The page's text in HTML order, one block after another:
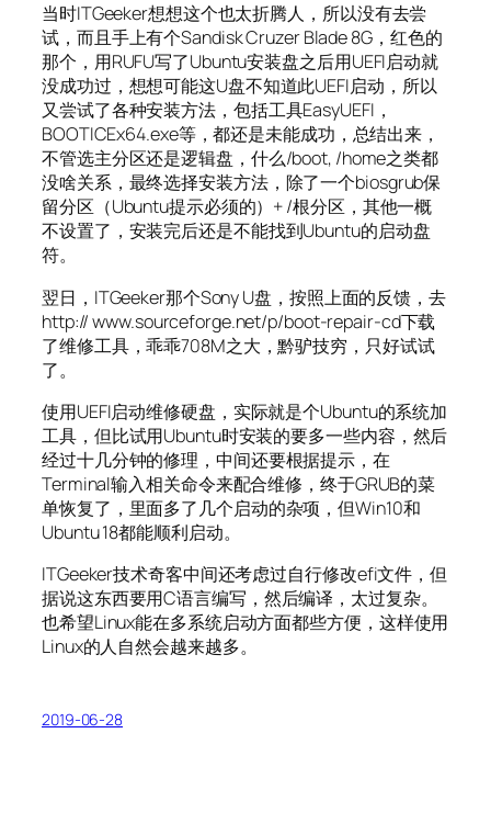
当时ITGeeker想想这个也太折腾人，所以没有去尝
试，而且手上有个Sandisk Cruzer Blade 8G，红色的
那个，用RUFU写了Ubuntu安装盘之后用UEFI启动就
没成功过，想想可能这U盘不知道此UEFI启动，所以
又尝试了各种安装方法，包括工具EasyUEFI，
BOOTICEx64.exe等，都还是未能成功，总结出来，
不管选主分区还是逻辑盘，什么/boot, /home之类都
没啥关系，最终选择安装方法，除了一个biosgrub保
留分区（Ubuntu提示必须的）+ /根分区，其他一概
不设置了，安装完后还是不能找到Ubuntu的启动盘
符。
翌日，ITGeeker那个Sony U盘，按照上面的反馈，去
http:// www.sourceforge.net/p/boot-repair-cd下载
了维修工具，乖乖708M之大，黔驴技穷，只好试试
了。
使用UEFI启动维修硬盘，实际就是个Ubuntu的系统加
工具，但比试用Ubuntu时安装的要多一些内容，然后
经过十几分钟的修理，中间还要根据提示，在
Terminal输入相关命令来配合维修，终于GRUB的菜
单恢复了，里面多了几个启动的杂项，但Win10和
Ubuntu 18都能顺利启动。
ITGeeker技术奇客中间还考虑过自行修改efi文件，但
据说这东西要用C语言编写，然后编译，太过复杂。
也希望Linux能在多系统启动方面都些方便，这样使用
Linux的人自然会越来越多。
2019-06-28